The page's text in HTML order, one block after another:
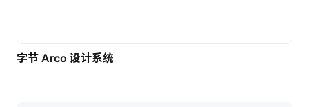
字节 Arco 设计系统